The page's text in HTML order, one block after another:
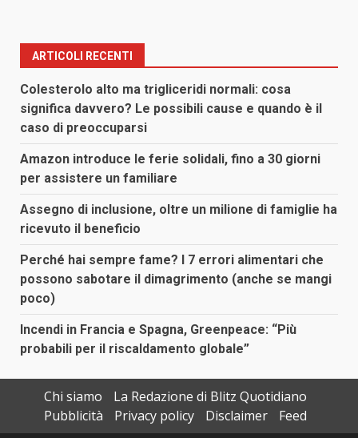
ARTICOLI RECENTI
Colesterolo alto ma trigliceridi normali: cosa
significa davvero? Le possibili cause e quando è il
caso di preoccuparsi
Amazon introduce le ferie solidali, fino a 30 giorni
per assistere un familiare
Assegno di inclusione, oltre un milione di famiglie ha
ricevuto il beneficio
Perché hai sempre fame? I 7 errori alimentari che
possono sabotare il dimagrimento (anche se mangi
poco)
Incendi in Francia e Spagna, Greenpeace: “Più
probabili per il riscaldamento globale”
Chi siamo
La Redazione di Blitz Quotidiano
Pubblicità
Privacy policy Disclaimer Feed